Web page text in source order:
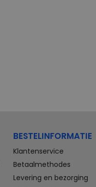
BESTELINFORMATIE
Klantenservice
Betaalmethodes
Levering en bezorging